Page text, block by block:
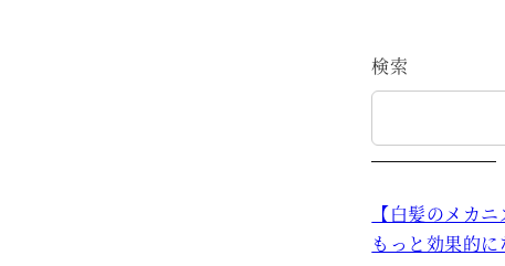
検索
【白髪のメカ
もっと効果的に